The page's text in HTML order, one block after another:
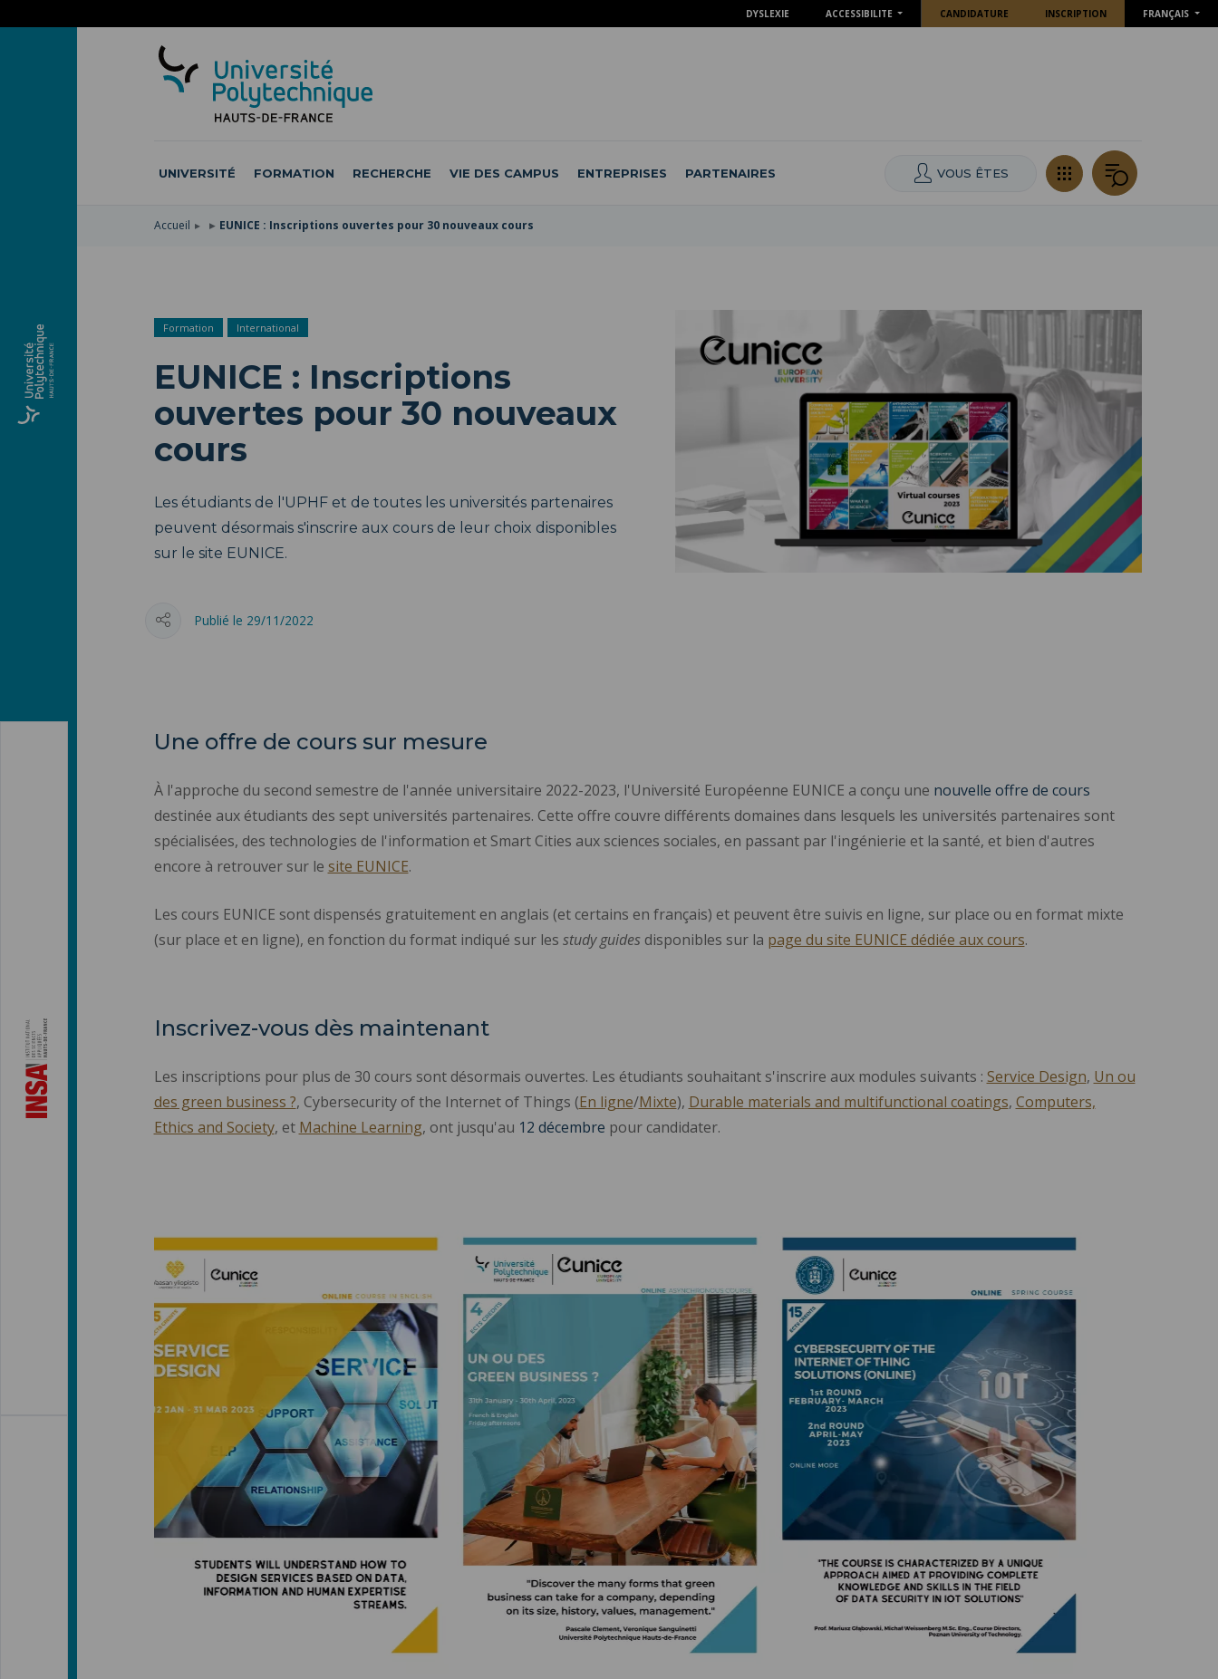
DYSLEXIE ACCESSIBILITE CANDIDATURE INSCRIPTION FRANÇAIS
UNIVERSITÉ FORMATION RECHERCHE VIE DES CAMPUS ENTREPRISES PARTENAIRES VOUS ÊTES
Accueil EUNICE : Inscriptions ouvertes pour 30 nouveaux cours
Formation International
EUNICE : Inscriptions
ouvertes pour 30 nouveaux
cours
Les étudiants de l'UPHF et de toutes les universités partenaires
peuvent désormais s'inscrire aux cours de leur choix disponibles
sur le site EUNICE.
Publié le 29/11/2022
Une offre de cours sur mesure
À l'approche du second semestre de l'année universitaire 2022-2023, l'Université Européenne EUNICE a conçu une nouvelle offre de cours
destinée aux étudiants des sept universités partenaires. Cette offre couvre différents domaines dans lesquels les universités partenaires sont
spécialisées, des technologies de l'information et Smart Cities aux sciences sociales, en passant par l'ingénierie et la santé, et bien d'autres
encore à retrouver sur le site EUNICE.
Les cours EUNICE sont dispensés gratuitement en anglais (et certains en français) et peuvent être suivis en ligne, sur place ou en format mixte
(sur place et en ligne), en fonction du format indiqué sur les study guides disponibles sur la page du site EUNICE dédiée aux cours.
Inscrivez-vous dès maintenant
Les inscriptions pour plus de 30 cours sont désormais ouvertes. Les étudiants souhaitant s'inscrire aux modules suivants : Service Design, Un ou
des green business ?, Cybersecurity of the Internet of Things (En ligne/Mixte), Durable materials and multifunctional coatings, Computers,
Ethics and Society, et Machine Learning, ont jusqu'au 12 décembre pour candidater.